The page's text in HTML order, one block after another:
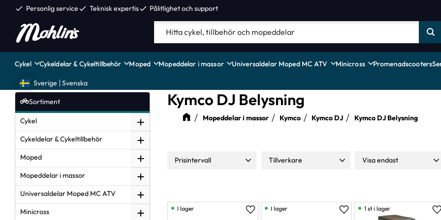
check Personlig servicecheck Teknisk expertischeck Pålitlighet och support
Cykel Cykeldelar & Cykeltillbehör Moped Mopeddelar i massor Universaldelar Moped MC ATV Minicross Promenadscooters
Sverige Svenska
Kymco DJ Belysning
Mopeddelar i massor Kymco Kymco DJ Kymco DJ Belysning
Prisintervall
Tillverkare
Visa endast
Lägg till i favoriter
I lager
Lägg till i favoriter
I lager 1 st i lager
Sortiment
Cykel
Cykeldelar & Cykeltillbehör
Moped
Mopeddelar i massor
Universaldelar Moped MC ATV
Minicross